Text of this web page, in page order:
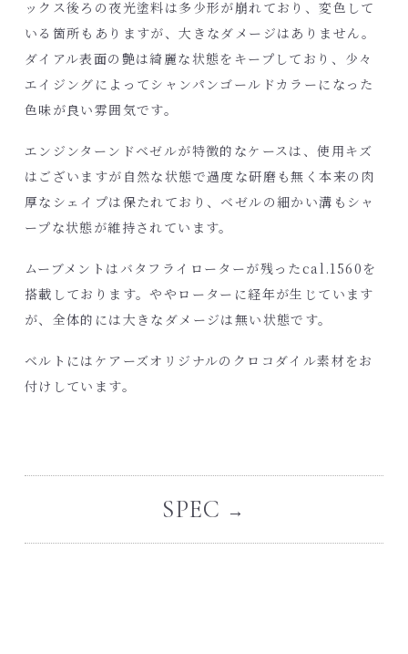
ックス後ろの夜光塗料は多少形が崩れており、変色して
いる箇所もありますが、大きなダメージはありません。
ダイアル表面の艶は綺麗な状態をキープしており、少々
エイジングによってシャンパンゴールドカラーになった
色味が良い雰囲気です。
エンジンターンドベゼルが特徴的なケースは、使用キズ
はございますが自然な状態で過度な研磨も無く本来の肉
厚なシェイプは保たれており、ベゼルの細かい溝もシャ
ープな状態が維持されています。
ムーブメントはバタフライローターが残ったcal.1560を
搭載しております。ややローターに経年が生じています
が、全体的には大きなダメージは無い状態です。
ベルトにはケアーズオリジナルのクロコダイル素材をお
付けしています。
SPEC